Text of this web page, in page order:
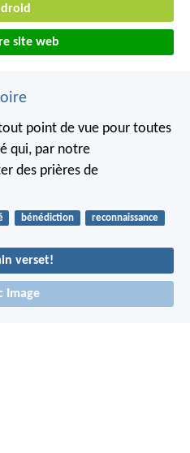
site web
point de vue pour toutes
qui, par notre
des prières de
bénédiction reconnaissance
verset!
Image